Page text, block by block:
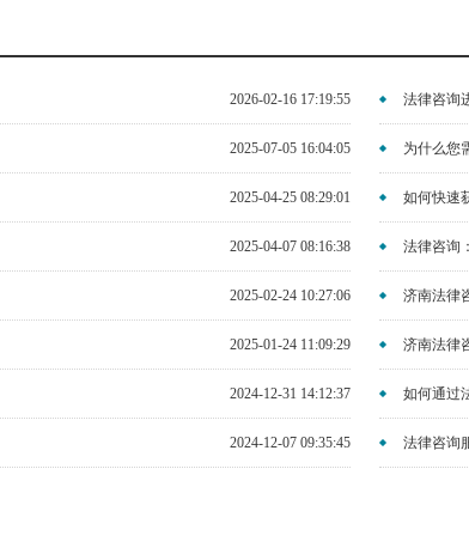
2026-02-16 17:19:55 法律咨询
2025-07-05 16:04:05 为什么您
2025-04-25 08:29:01 如何快速
2025-04-07 08:16:38 法律咨询
2025-02-24 10:27:06 济南法律
2025-01-24 11:09:29 济南法律
2024-12-31 14:12:37 如何通过
2024-12-07 09:35:45 法律咨询